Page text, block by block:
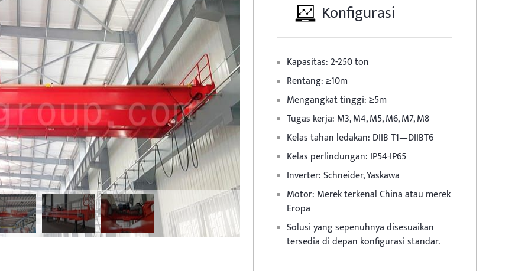
Konfigurasi
Kapasitas: 2-250 ton
Rentang: ≥10m
Mengangkat tinggi: ≥5m
Tugas kerja: M3, M4, M5, M6, M7, M8
Kelas tahan ledakan: DIIB T1—DIIBT6
Kelas perlindungan: IP54-IP65
Inverter: Schneider, Yaskawa
Motor: Merek terkenal China atau merek
Eropa
Solusi yang sepenuhnya disesuaikan
tersedia di depan konfigurasi standar.